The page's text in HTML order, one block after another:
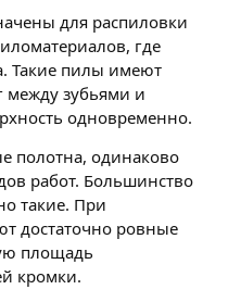
для распиловки
где
Такие пилы имеют
между зубьями и
одновременно.
полотна, одинаково
работ. Большинство
такие. При
достаточно ровные
площадь
кромки.